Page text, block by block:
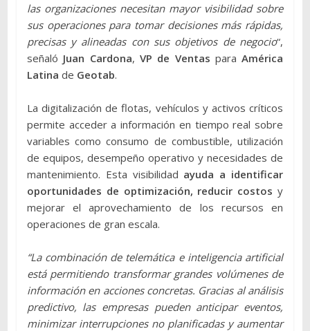
las organizaciones necesitan mayor visibilidad sobre
sus operaciones para tomar decisiones más rápidas,
precisas y alineadas con sus objetivos de negocio“,
señaló Juan Cardona, VP de Ventas paraAmérica
Latina de Geotab.
La digitalización de flotas, vehículos y activos críticos
permite acceder a información en tiempo real sobre
variables como consumo de combustible, utilización
de equipos, desempeño operativo y necesidades de
mantenimiento. Esta visibilidad ayuda a identificar
oportunidades de optimización, reducir costos y
mejorar el aprovechamiento de los recursos en
operaciones de gran escala.
“La combinación de telemática e inteligencia artificial
está permitiendo transformar grandes volúmenes de
información en acciones concretas. Gracias al análisis
predictivo, las empresas pueden anticipar eventos,
minimizar interrupciones no planificadas y aumentar